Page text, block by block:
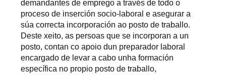
demandantes de emprego a través de todo o
proceso de inserción socio-laboral e asegurar a
súa correcta incorporación ao posto de traballo.
Deste xeito, as persoas que se incorporan a un
posto, contan co apoio dun preparador laboral
encargado de levar a cabo unha formación
específica no propio posto de traballo,